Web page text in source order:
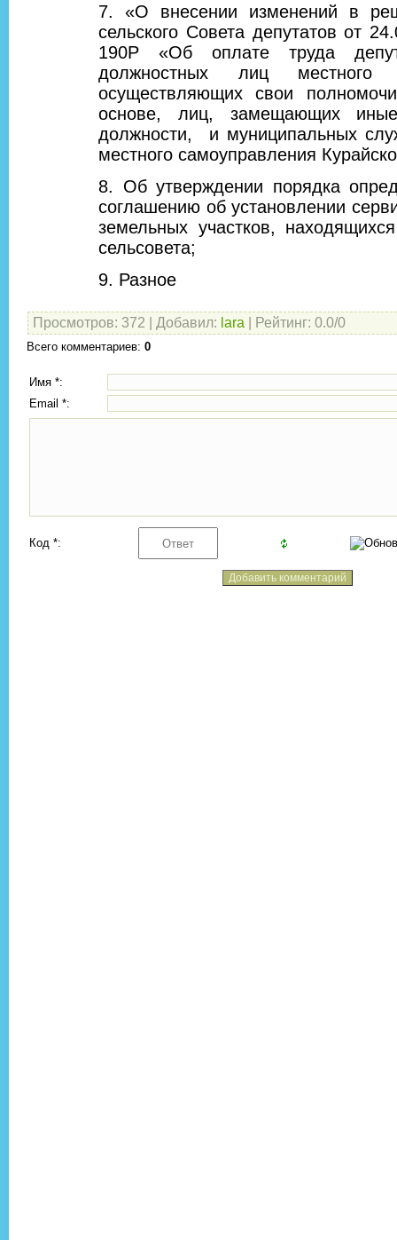
7. «О внесении изменений в
сельского Совета депутатов от
190Р «Об оплате труда
должностных лиц местного
осуществляющих свои
основе, лиц, замещающих
должности, и муниципальных
местного самоуправления
8. Об утверждении порядка
соглашению об установлении
земельных участков,
сельсовета;
9. Разное
Просмотров: 372 Добавил: lara Рейтинг: 0.0/0
Всего комментариев: 0
Имя *:
Email *:
Код *: